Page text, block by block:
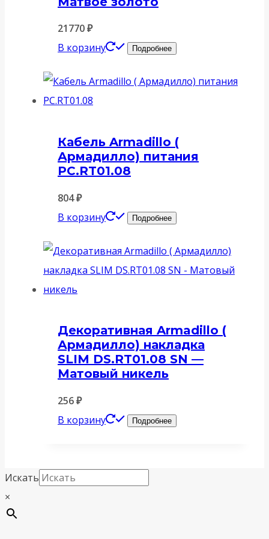
21770₽
В корзину
Подробнее
Кабель Armadillo (
Армадилло) питания
PC.RT01.08
804₽
В корзину
Подробнее
Декоративная Armadillo (
Армадилло) накладка
SLIM DS.RT01.08 SN —
Матовый никель
256₽
В корзину
Подробнее
Искать
×